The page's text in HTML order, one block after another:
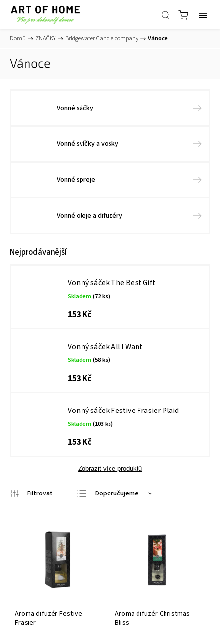
Domů / ZNAČKY / Bridgewater Candle company / Vánoce
Vánoce
Vonné sáčky
Vonné svíčky a vosky
Vonné spreje
Vonné oleje a difuzéry
Nejprodávanější
Vonný sáček The Best Gift
Skladem(72 ks)
153 Kč
Vonný sáček All I Want
Skladem(58 ks)
153 Kč
Vonný sáček Festive Frasier Plaid
Skladem(103 ks)
153 Kč
Zobrazit více produktů
Doporučujeme
Aroma difuzér Festive
Frasier
Aroma difuzér Christmas
Bliss